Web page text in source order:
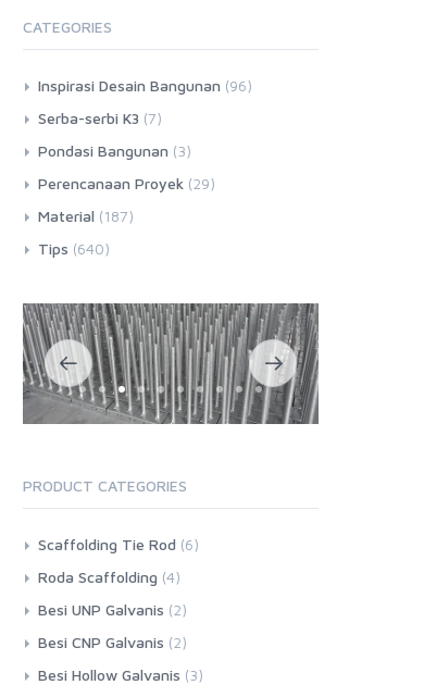
CATEGORIES
Inspirasi Desain Bangunan (96)
Serba-serbi K3 (7)
Pondasi Bangunan (3)
Perencanaan Proyek (29)
Material (187)
Tips (640)
PRODUCT CATEGORIES
Scaffolding Tie Rod (6)
Roda Scaffolding (4)
Besi UNP Galvanis (2)
Besi CNP Galvanis (2)
Besi Hollow Galvanis (3)